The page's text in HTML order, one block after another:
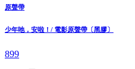
原聲帶
少年吔，安啦！/ 電影原聲帶〔黑膠〕
899